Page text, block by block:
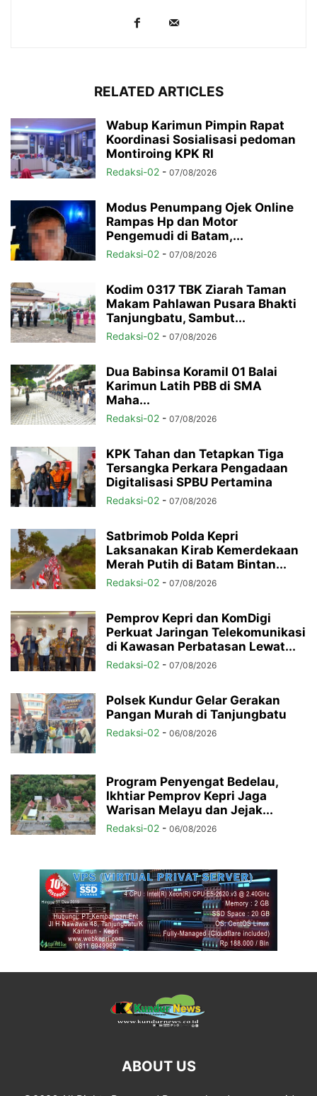
RELATED ARTICLES
Wabup Karimun Pimpin Rapat
Koordinasi Sosialisasi pedoman
Montiroing KPK RI
Redaksi-02 - 07/08/2026
Modus Penumpang Ojek Online
Rampas Hp dan Motor
Pengemudi di Batam,...
Redaksi-02 - 07/08/2026
Kodim 0317 TBK Ziarah Taman
Makam Pahlawan Pusara Bhakti
Tanjungbatu, Sambut...
Redaksi-02 - 07/08/2026
Dua Babinsa Koramil 01 Balai
Karimun Latih PBB di SMA
Maha...
Redaksi-02 - 07/08/2026
KPK Tahan dan Tetapkan Tiga
Tersangka Perkara Pengadaan
Digitalisasi SPBU Pertamina
Redaksi-02 - 07/08/2026
Satbrimob Polda Kepri
Laksanakan Kirab Kemerdekaan
Merah Putih di Batam Bintan...
Redaksi-02 - 07/08/2026
Pemprov Kepri dan KomDigi
Perkuat Jaringan Telekomunikasi
di Kawasan Perbatasan Lewat...
Redaksi-02 - 07/08/2026
Polsek Kundur Gelar Gerakan
Pangan Murah di Tanjungbatu
Redaksi-02 - 06/08/2026
Program Penyengat Bedelau,
Ikhtiar Pemprov Kepri Jaga
Warisan Melayu dan Jejak...
Redaksi-02 - 06/08/2026
ABOUT US